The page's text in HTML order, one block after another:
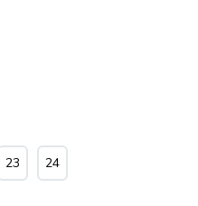
23 24